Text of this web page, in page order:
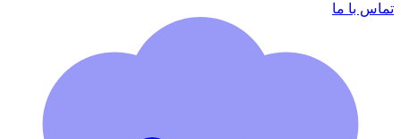
تماس با ما